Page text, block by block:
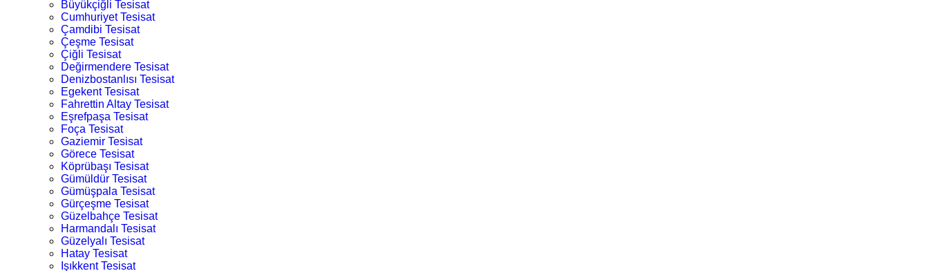
Büyükçiğli Tesisat
Cumhuriyet Tesisat
Çamdibi Tesisat
Çeşme Tesisat
Çiğli Tesisat
Değirmendere Tesisat
Denizbostanlısı Tesisat
Egekent Tesisat
Fahrettin Altay Tesisat
Eşrefpaşa Tesisat
Foça Tesisat
Gaziemir Tesisat
Görece Tesisat
Köprübaşı Tesisat
Gümüldür Tesisat
Gümüşpala Tesisat
Gürçeşme Tesisat
Güzelbahçe Tesisat
Harmandalı Tesisat
Güzelyalı Tesisat
Hatay Tesisat
Işıkkent Tesisat